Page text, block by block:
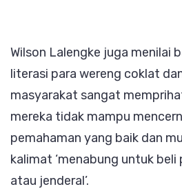
Wilson Lalengke juga menilai
literasi para wereng coklat
masyarakat sangat
mereka tidak mampu
pemahaman yang baik dan
kalimat ‘menabung untuk
atau jenderal’.